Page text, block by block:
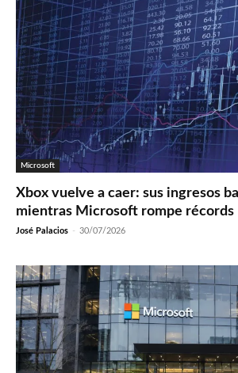
Microsoft
Xbox vuelve a caer: sus ingresos
mientras Microsoft rompe récords
José Palacios - 30/07/2026